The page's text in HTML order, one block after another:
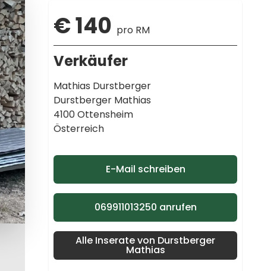
€ 140 pro RM
Verkäufer
Mathias Durstberger
Durstberger Mathias
4100 Ottensheim
Österreich
E-Mail schreiben
069911013250 anrufen
Alle Inserate von Durstberger
Mathias